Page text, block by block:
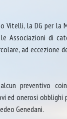
Vitelli, la DG per
Associazioni di
ad eccezione
preventivo
ed onerosi
Genedani.